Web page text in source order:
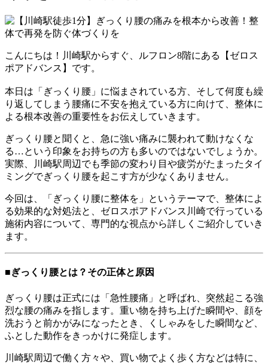
こんにちは！川崎駅からすぐ、ルフロン8階にある【ゼロス
ポアドバンス】です。
本日は「ぎっくり腰」に悩まされている方、そして何度も繰
り返してしまう腰痛に不安を抱えている方に向けて、整体に
よる根本改善の重要性をお伝えしていきます。
ぎっくり腰と聞くと、急に強い痛みに襲われて動けなくな
る…という印象をお持ちの方も多いのではないでしょうか。
実際、川崎駅周辺でも季節の変わり目や疲労がたまったタイ
ミングでぎっくり腰を起こす方が少なくありません。
今回は、「ぎっくり腰に整体を」というテーマで、整体によ
る効果的な対処法と、ゼロスポアドバンス川崎で行っている
施術内容について、専門的な視点から詳しくご紹介していき
ます。
■ぎっくり腰とは？その正体と原因
ぎっくり腰は正式には「急性腰痛」と呼ばれ、突然起こる強
烈な腰の痛みを指します。重い物を持ち上げた瞬間や、顔を
洗おうと前かがみになったとき、くしゃみをした瞬間など、
ふとした動作をきっかけに発症します。
川崎駅周辺で働く方々や、買い物でよく歩く方などは特に、